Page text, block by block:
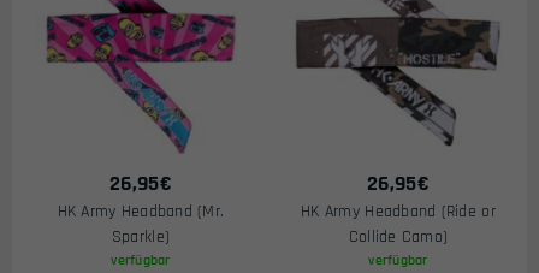
26,95€
HK Army Headband (Mr.
Sparkle)
verfügbar
26,95€
HK Army Headband (Ride or
Collide Camo)
verfügbar